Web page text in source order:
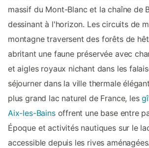
massif du Mont-Blanc et la chaîne de
dessinant à l'horizon. Les circuits de
montagne traversent des forêts de
abritant une faune préservée avec
et aigles royaux nichant dans les
séjourner dans la ville thermale
plus grand lac naturel de France, les
Aix-les-Bainsoffrent une base entre
Époque et activités nautiques sur le
accessible depuis les rives aménagées.